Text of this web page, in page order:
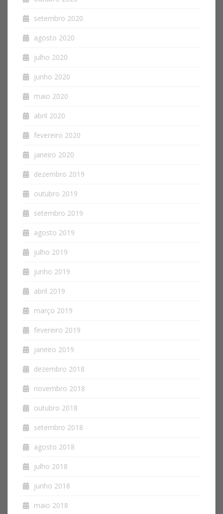
setembro 2020
agosto 2020
julho 2020
junho 2020
maio 2020
abril 2020
fevereiro 2020
janeiro 2020
dezembro 2019
outubro 2019
setembro 2019
agosto 2019
julho 2019
junho 2019
abril 2019
março 2019
fevereiro 2019
janeiro 2019
dezembro 2018
novembro 2018
outubro 2018
setembro 2018
agosto 2018
julho 2018
junho 2018
maio 2018